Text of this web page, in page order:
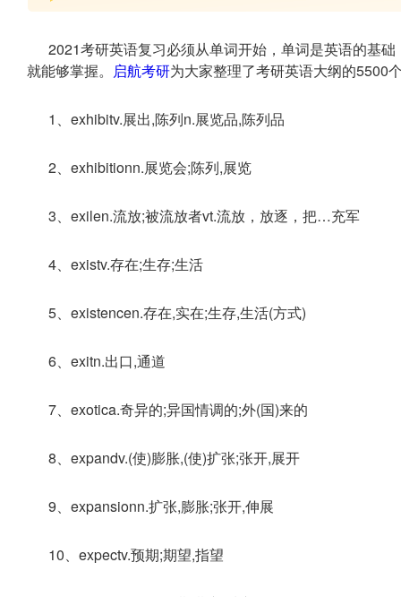
2021考研英语复习必须从单词开始，单词是英语的基
就能够掌握。 启航考研为大家整理了考研英语大纲的5500
1、exhibitv.展出,陈列n.展览品,陈列品
2、exhibitionn.展览会;陈列,展览
3、exilen.流放;被流放者vt.流放，放逐，把…充军
4、existv.存在;生存;生活
5、existencen.存在,实在;生存,生活(方式)
6、exitn.出口,通道
7、exotica.奇异的;异国情调的;外(国)来的
8、expandv.(使)膨胀,(使)扩张;张开,展开
9、expansionn.扩张,膨胀;张开,伸展
10、expectv.预期;期望,指望